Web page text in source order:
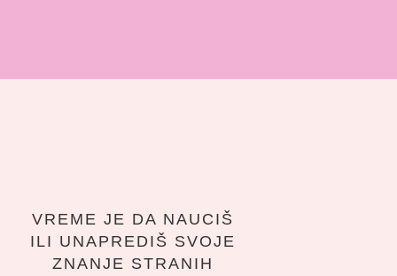
VREME JE DA NAUCIŠ
ILI UNAPREDIŠ SVOJE
ZNANJE STRANIH